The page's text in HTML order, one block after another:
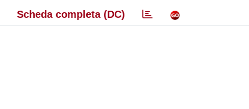
Scheda completa (DC)